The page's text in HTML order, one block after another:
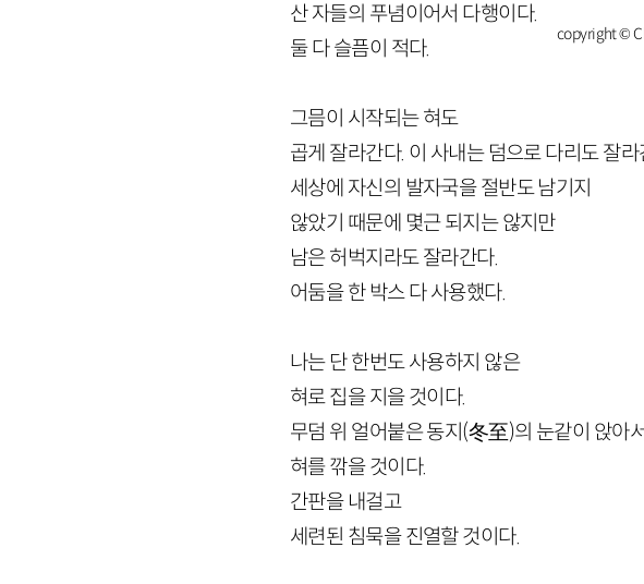
산 자들의 푸념이어서 다행이다.
둘 다 슬픔이 적다.
그믐이 시작되는 혀도
곱게 잘라간다. 이 사내는 덤으로 다리도 잘라
세상에 자신의 발자국을 절반도 남기지
않았기 때문에 몇근 되지는 않지만
남은 허벅지라도 잘라간다.
어둠을 한 박스 다 사용했다.
나는 단 한번도 사용하지 않은
혀로 집을 지을 것이다.
무덤 위 얼어붙은 동지 (冬至)의 눈같이 앉아서
혀를 깎을 것이다.
간판을 내걸고
세련된 침묵을 진열할 것이다.
copyright ©